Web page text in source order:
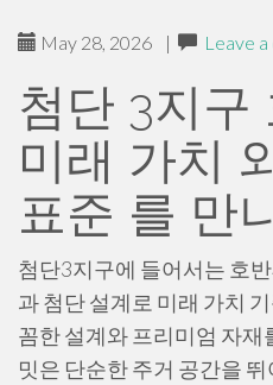
May 28, 2026 | Leave
첨단 3지구
미래 가치
표준 를 만
첨단3지구에 들어서는 호
과 첨단 설계로 미래 가치
꼼한 설계와 프리미엄 자재
밋은 단순한 주거 공간을